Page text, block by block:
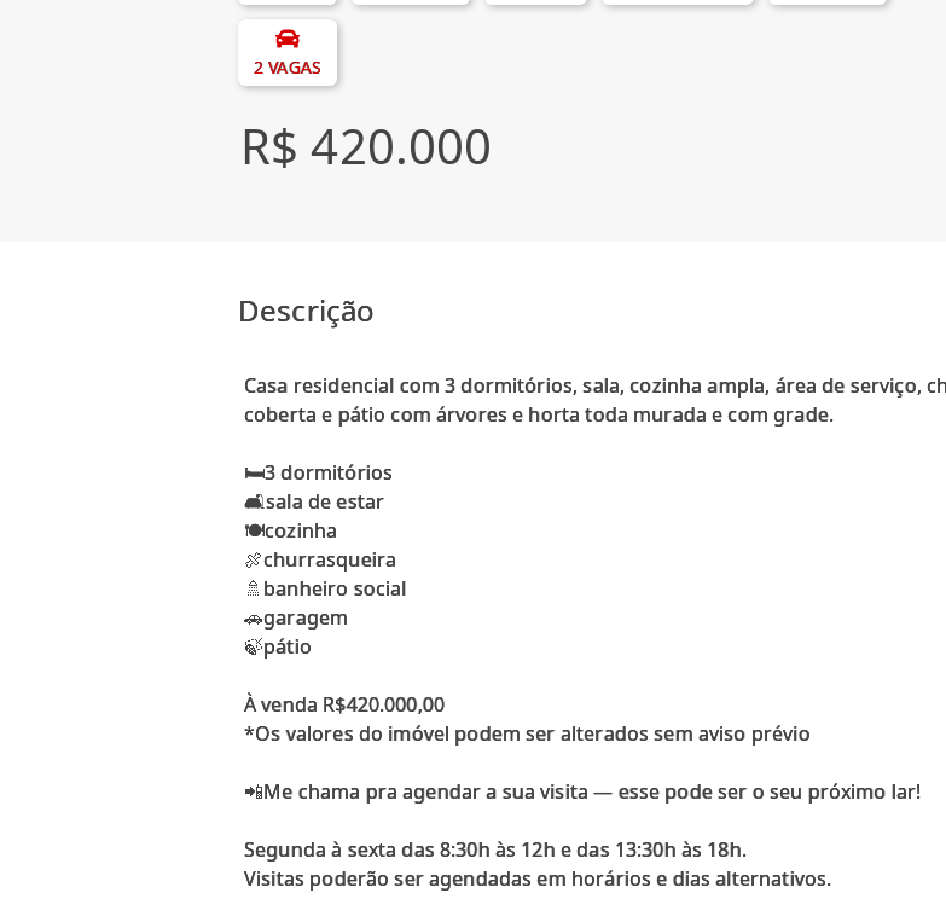
2 VAGAS
R$ 420.000
Descrição
Casa residencial com 3 dormitórios, sala, cozinha ampla, área de serviço,
coberta e pátio com árvores e horta toda murada e com grade.
🛏3 dormitórios
🛋️sala de estar
🍽️cozinha
🍖churrasqueira
🚿banheiro social
🚗garagem
🍃pátio
À venda R$420.000,00
*Os valores do imóvel podem ser alterados sem aviso prévio
📲Me chama pra agendar a sua visita — esse pode ser o seu próximo lar!
Segunda à sexta das 8:30h às 12h e das 13:30h às 18h.
Visitas poderão ser agendadas em horários e dias alternativos.